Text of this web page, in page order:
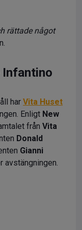
rättade något
Infantino
har Vita Huset
Enligt New
från Vita
Donald
Gianni
avstängningen.